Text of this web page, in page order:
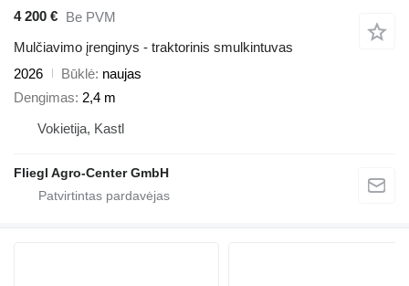
4 200 € Be PVM
Mulčiavimo įrenginys - traktorinis smulkintuvas
2026
Būklė naujas
Dengimas 2,4 m
Vokietija, Kastl
Fliegl Agro-Center GmbH